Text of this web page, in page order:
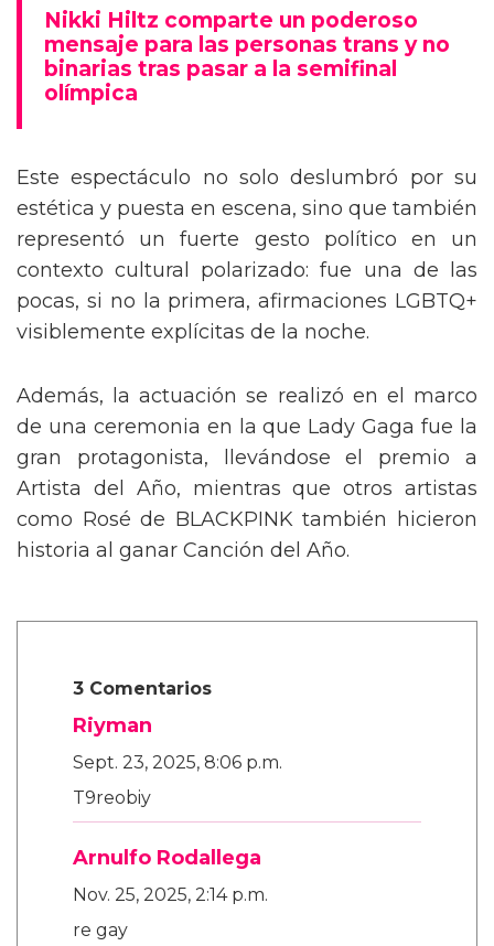
Nikki Hiltz comparte un poderoso
mensaje para las personas trans y no
binarias tras pasar a la semifinal
olímpica
Este espectáculo no solo deslumbró por su
estética y puesta en escena, sino que también
representó un fuerte gesto político en un
contexto cultural polarizado: fue una de las
pocas, si no la primera, afirmaciones LGBTQ+
visiblemente explícitas de la noche.
Además, la actuación se realizó en el marco
de una ceremonia en la que Lady Gaga fue la
gran protagonista, llevándose el premio a
Artista del Año, mientras que otros artistas
como Rosé de BLACKPINK también hicieron
historia al ganar Canción del Año.
3 Comentarios
Riyman
Sept. 23, 2025, 8:06 p.m.
T9reobiy
Arnulfo Rodallega
Nov. 25, 2025, 2:14 p.m.
re gay